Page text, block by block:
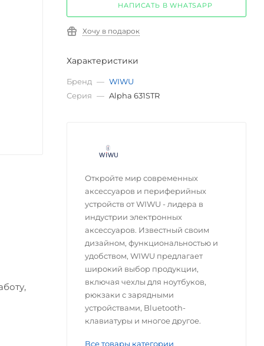
НАПИСАТЬ В WHATSAPP
Хочу в подарок
Характеристики
Бренд — WIWU
Серия — Alpha 631STR
Откройте мир современных
аксессуаров и периферийных
устройств от WIWU - лидера в
индустрии электронных
аксессуаров. Известный своим
дизайном, функциональностью и
удобством, WIWU предлагает
широкий выбор продукции,
включая чехлы для ноутбуков,
рюкзаки с зарядными
устройствами, Bluetooth-
клавиатуры и многое другое.
Все товары категории